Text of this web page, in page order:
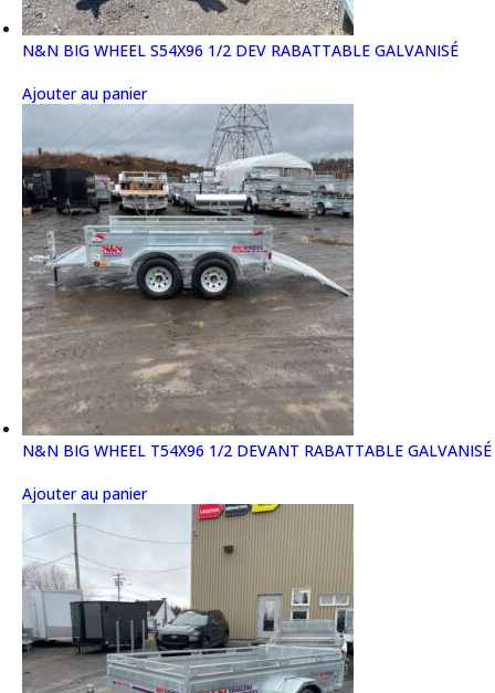
N&N BIG WHEEL S54X96 1/2 DEV RABATTABLE GALVANISÉ
Ajouter au panier
N&N BIG WHEEL T54X96 1/2 DEVANT RABATTABLE GALVANISÉ
Ajouter au panier